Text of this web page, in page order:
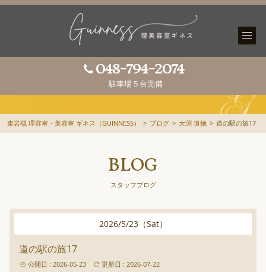
048-794-2074
駐車場５台完備
東岩槻 理容室・美容室 ギネス（GUINNESS） > ブログ > 大渕 道徳 > 道の駅の旅17
BLOG
スタッフブログ
2026/5/23（Sat）
道の駅の旅17
公開日 : 2026-05-23 更新日 : 2026-07-22